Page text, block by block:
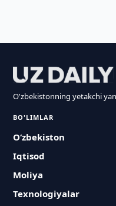
O'zbekistonning yetakchi
BO'LIMLAR
O‘zbekiston
Iqtisod
Moliya
Texnologiyalar